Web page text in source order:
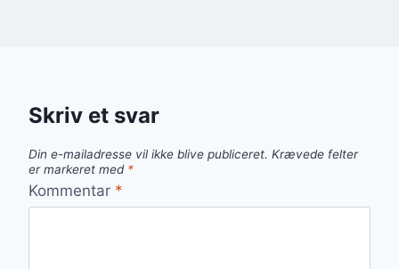
Skriv et svar
Din e-mailadresse vil ikke blive publiceret. Krævede felter
er markeret med *
Kommentar *